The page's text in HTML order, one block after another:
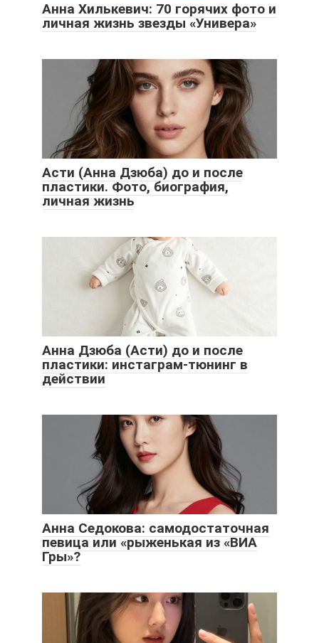
Анна Хилькевич: 70 горячих фото и
личная жизнь звезды «Универа»
Асти (Анна Дзюба) до и после
пластики. Фото, биография,
личная жизнь
Анна Дзюба (Асти) до и после
пластики: инстаграм-тюнинг в
действии
Анна Седокова: самодостаточная
певица или «рыженькая из «ВИА
Гры»?